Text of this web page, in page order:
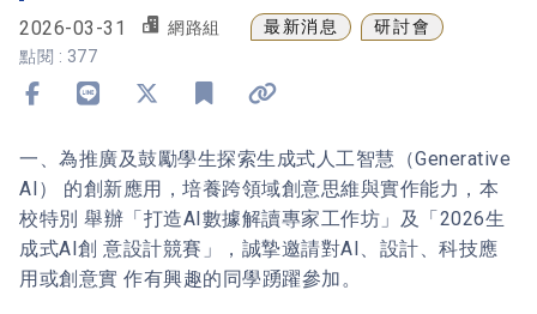
2026-03-31 網路組 最新消息
研討會
點閱 : 377
一、為推廣及鼓勵學生探索生成式人工智慧（Generative
AI） 的創新應用，培養跨領域創意思維與實作能力，本
校特別 舉辦「打造AI數據解讀專家工作坊」及「2026生
成式AI創 意設計競賽」，誠摯邀請對AI、設計、科技應
用或創意實 作有興趣的同學踴躍參加。